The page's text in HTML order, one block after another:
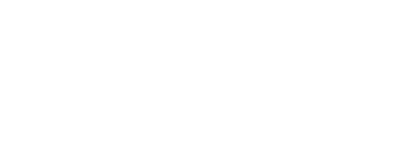
Er zit angst in de lucht.
Dat is een stad die ons